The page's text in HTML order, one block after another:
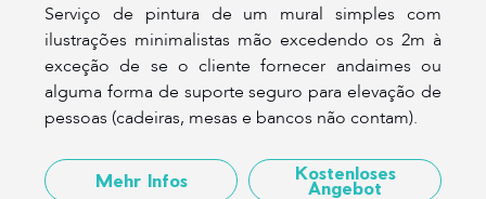
Serviço de pintura de um mural simples com
ilustrações minimalistas mão excedendo os 2m à
exceção de se o cliente fornecer andaimes ou
alguma forma de suporte seguro para elevação de
pessoas (cadeiras, mesas e bancos não contam).
Mehr Infos Kostenloses
Angebot